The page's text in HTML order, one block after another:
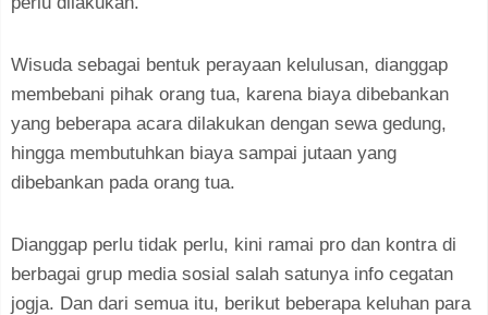
Wisuda sebagai bentuk perayaan kelulusan, dianggap
membebani pihak orang tua, karena biaya dibebankan
yang beberapa acara dilakukan dengan sewa gedung,
hingga membutuhkan biaya sampai jutaan yang
dibebankan pada orang tua.
Dianggap perlu tidak perlu, kini ramai pro dan kontra di
berbagai grup media sosial salah satunya info cegatan
jogja. Dan dari semua itu, berikut beberapa keluhan para